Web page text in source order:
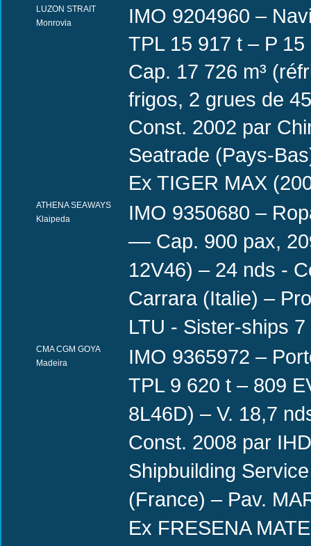
LUZON STRAIT
Monrovia
IMO 9204960 –
TPL 15 917 t – P
Cap. 17 726 m³
frigos, 2 grues de
Const. 2002 par
Seatrade (Pays-
Ex TIGER MAX
ATHENA SEAWAYS
Klaipeda
IMO 9350680 –
–– Cap. 900 pax,
12V46) – 24 nds -
Carrara (Italie) –
LTU - Sister-ships 7
CMA CGM GOYA
Madeira
IMO 9365972 –
TPL 9 620 t – 809
8L46D) – V. 18,7
Const. 2008 par
Shipbuilding
(France) – Pav.
Ex FRESENA